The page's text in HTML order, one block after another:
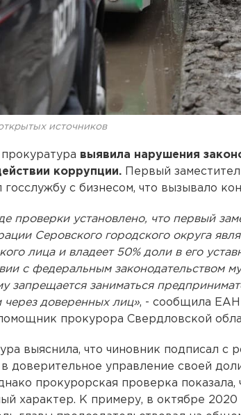
источников
выявила нарушения
коррупции. Первый
с бизнесом, что вызывало
проверки установлено, что первый
Серовского городского округа
лица и владеет 50% доли в его
с федеральным законодательством
запрещается заниматься
через доверенных лиц», - сообщила ЕАН
прокурора Свердловской
выяснила, что чиновник подписал с
доверительное управление своей
прокурорская проверка показала,
характер. К примеру, в октябре 2020